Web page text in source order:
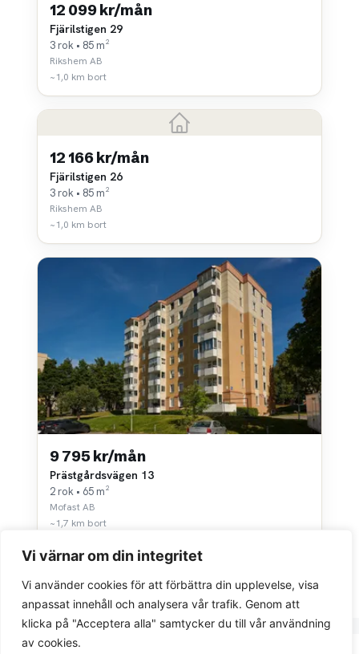
Vi värnar om din integritet
Vi använder cookies för att förbättra din upplevelse, visa
anpassat innehåll och analysera vår trafik. Genom att
klicka på "Acceptera alla" samtycker du till vår användning
av cookies.
12 099 kr/mån
Fjärilstigen 29
3 rok • 85 m²
Rikshem AB
~1,0 km bort
12 166 kr/mån
Fjärilstigen 26
3 rok • 85 m²
Rikshem AB
~1,0 km bort
9 795 kr/mån
Prästgårdsvägen 13
2 rok • 65 m²
Mofast AB
~1,7 km bort